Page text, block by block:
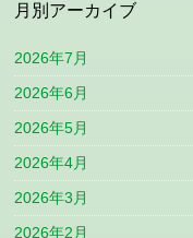
月別アーカイブ
2026年7月
2026年6月
2026年5月
2026年4月
2026年3月
2026年2月